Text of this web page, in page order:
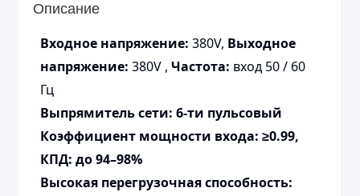
Описание
Входное напряжение: 380V, Выходное
напряжение: 380V , Частота: вход 50 / 60
Гц
Выпрямитель сети: 6-ти пульсовый
Коэффициент мощности входа: ≥0.99,
КПД: до 94–98%
Высокая перегрузочная способность: